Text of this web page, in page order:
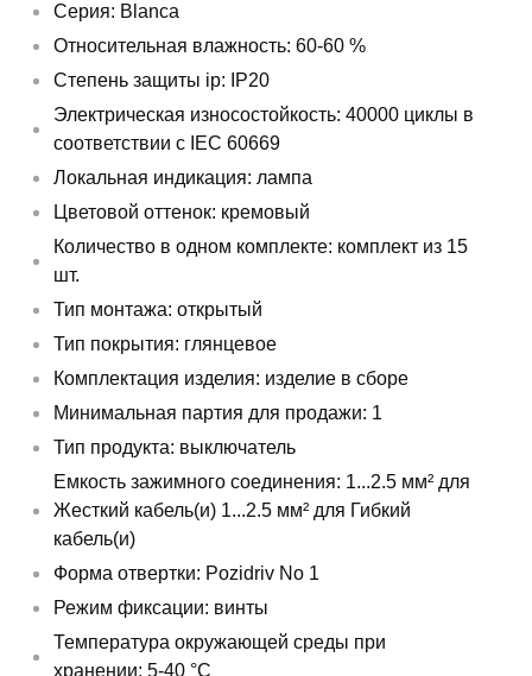
Серия: Blanca
Относительная влажность: 60-60 %
Степень защиты ip: IP20
Электрическая износостойкость: 40000 циклы в
соответствии с IEC 60669
Локальная индикация: лампа
Цветовой оттенок: кремовый
Количество в одном комплекте: комплект из 15
шт.
Тип монтажа: открытый
Тип покрытия: глянцевое
Комплектация изделия: изделие в сборе
Минимальная партия для продажи: 1
Тип продукта: выключатель
Емкость зажимного соединения: 1...2.5 мм² для
Жесткий кабель(и) 1...2.5 мм² для Гибкий
кабель(и)
Форма отвертки: Pozidriv No 1
Режим фиксации: винты
Температура окружающей среды при
хранении: 5-40 °C